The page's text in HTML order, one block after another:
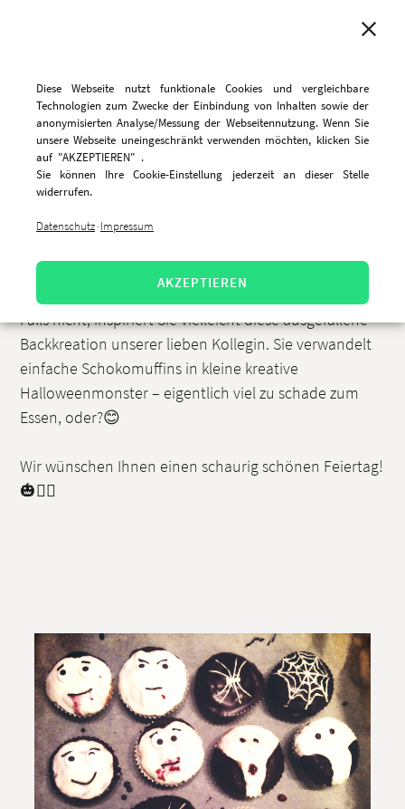
Diese Webseite nutzt funktionale Cookies und vergleichbare
Technologien zum Zwecke der Einbindung von Inhalten sowie der
anonymisierten Analyse/Messung der Webseitennutzung. Wenn Sie
unsere Webseite uneingeschränkt verwenden möchten, klicken Sie
auf "AKZEPTIEREN" .
Sie können Ihre Cookie-Einstellung jederzeit an dieser Stelle
widerrufen.
Datenschutz· Impressum
AKZEPTIEREN
Happy Halloween!
unmittelbar bevor. Sind Sie schon in Stimmung?
Falls nicht, inspiriert Sie vielleicht diese ausgefallene
Backkreation unserer lieben Kollegin. Sie verwandelt
einfache Schokomuffins in kleine kreative
Halloweenmonster – eigentlich viel zu schade zum
Essen, oder?😊
Wir wünschen Ihnen einen schaurig schönen Feiertag!
🎃🧟‍♀️